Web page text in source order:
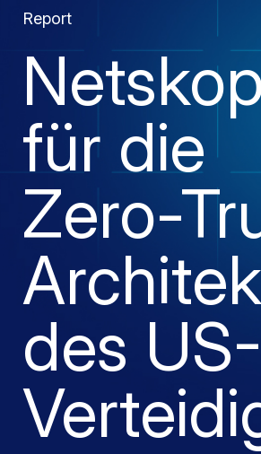
Report
für die
Zero-
des US-